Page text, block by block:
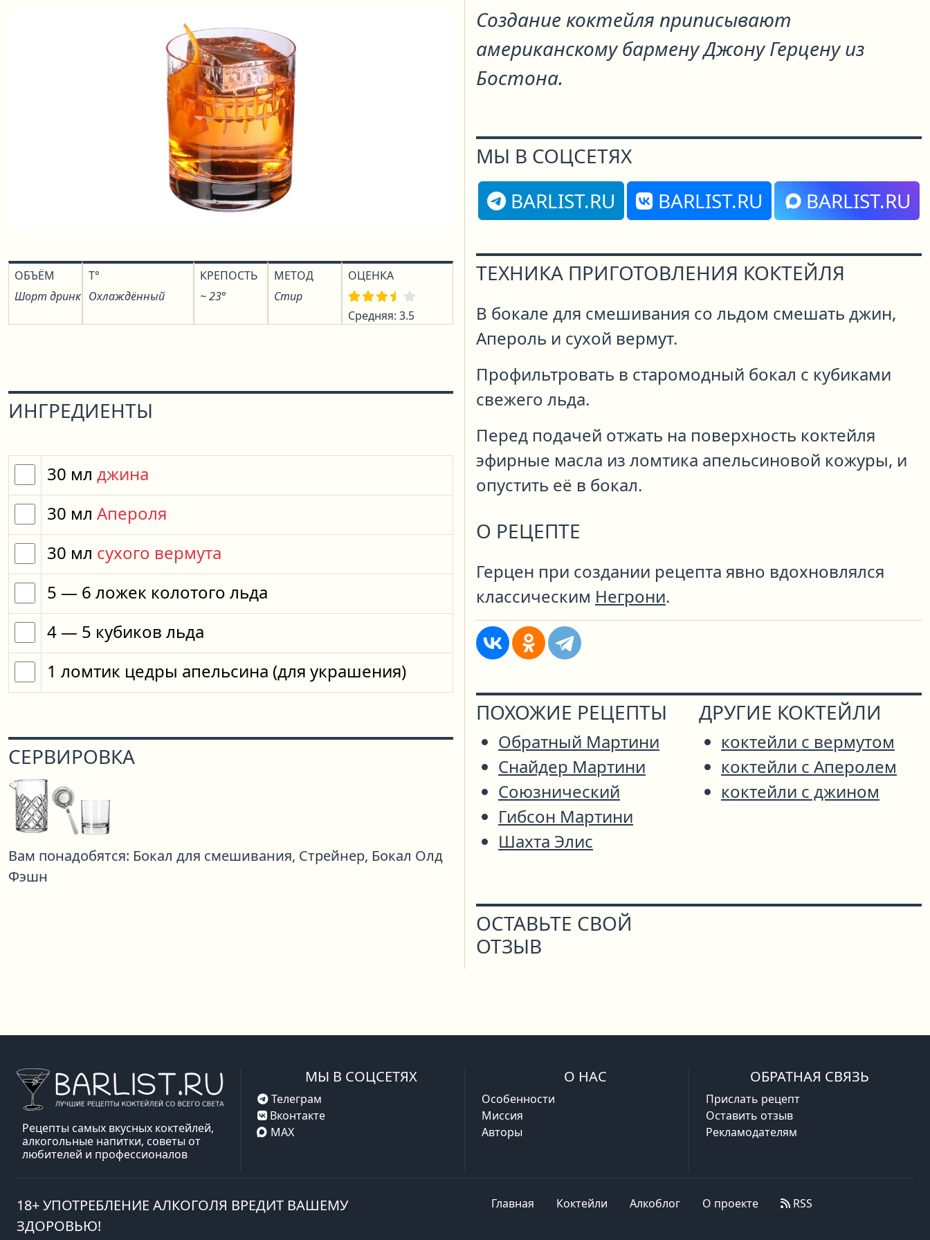
ОБЪЁМ
Шорт дринк
T°
Охлаждённый
КРЕПОСТЬ
~ 23°
МЕТОД
Стир
ОЦЕНКА
Средняя: 3.5
ИНГРЕДИЕНТЫ
30 мл джина
30 мл Апероля
30 мл сухого вермута
5 — 6 ложек колотого льда
4 — 5 кубиков льда
1 ломтик цедры апельсина (для украшения)
СЕРВИРОВКА
Вам понадобятся: Бокал для смешивания, Стрейнер, Бокал Олд
Фэшн
Создание коктейля приписывают
американскому бармену Джону Герцену из
Бостона.
МЫ В СОЦСЕТЯХ
BARLIST.RU
BARLIST.RU BARLIST.RU
ТЕХНИКА ПРИГОТОВЛЕНИЯ КОКТЕЙЛЯ
В бокале для смешивания со льдом смешать джин,
Апероль и сухой вермут.
Профильтровать в старомодный бокал с кубиками
свежего льда.
Перед подачей отжать на поверхность коктейля
эфирные масла из ломтика апельсиновой кожуры, и
опустить её в бокал.
О РЕЦЕПТЕ
Герцен при создании рецепта явно вдохновлялся
классическим Негрони.
ПОХОЖИЕ РЕЦЕПТЫ
Обратный Мартини
Снайдер Мартини
Союзнический
Гибсон Мартини
Шахта Элис
ДРУГИЕ КОКТЕЙЛИ
коктейли с вермутом
коктейли с Аперолем
коктейли с джином
ОСТАВЬТЕ СВОЙ
ОТЗЫВ
Рецепты самых вкусных коктейлей,
алкогольные напитки, советы от
любителей и профессионалов
МЫ В СОЦСЕТЯХ
Телеграм
Вконтакте
MAX
О НАС
Особенности
Миссия
Авторы
ОБРАТНАЯ СВЯЗЬ
Прислать рецепт
Оставить отзыв
Рекламодателям
18+ УПОТРЕБЛЕНИЕ АЛКОГОЛЯ ВРЕДИТ ВАШЕМУ
ЗДОРОВЬЮ!
Главная Коктейли Алкоблог О проекте RSS